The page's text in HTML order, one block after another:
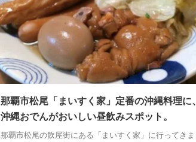
那覇市松尾「まいすく家」定番の沖縄料理に、
沖縄おでんがおいしい昼飲みスポット。
那覇市松尾の飲屋街にある「まいすく家」に行ってきま